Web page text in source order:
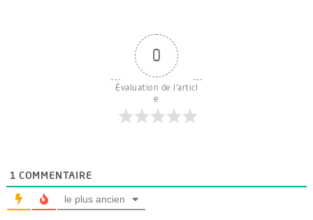
0
Évaluation de l'articl
e
1 COMMENTAIRE
le plus ancien